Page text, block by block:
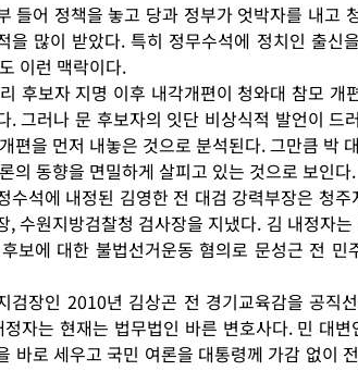
들어 정책을 놓고 당과 정부가 엇박자를 내고
을 많이 받았다. 특히 정무수석에 정치인 출신
이런 맥락이다.
후보자 지명 이후 내각개편이 청와대 참모 개
. 그러나 문 후보자의 잇단 비상식적 발언이 드
편을 먼저 내놓은 것으로 분석된다. 그만큼 박
의 동향을 면밀하게 살피고 있는 것으로 보인다.
수석에 내정된 김영한 전 대검 강력부장은 청
, 수원지방검찰청 검사장을 지냈다. 김 내정자
보에 대한 불법선거운동 혐의로 문성근 전 민
검장인 2010년 김상곤 전 경기교육감을 공직
자는 현재는 법무법인 바른 변호사다. 민 대
바로 세우고 국민 여론을 대통령께 가감 없이